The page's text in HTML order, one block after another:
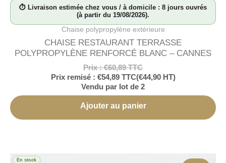
⏱ Livraison estimée chez vous / à domicile : 8 jours ouvrés
(à partir du 19/08/2026).
Chaise polypropylène extérieure
CHAISE RESTAURANT TERRASSE
POLYPROPYLÈNE RENFORCÉ BLANC – CANNES
Prix :€60,89TTC
Prix remisé : €54,89TTC(€44,90HT)
Vendu par lot de 2
Ajouter au panier
En stock